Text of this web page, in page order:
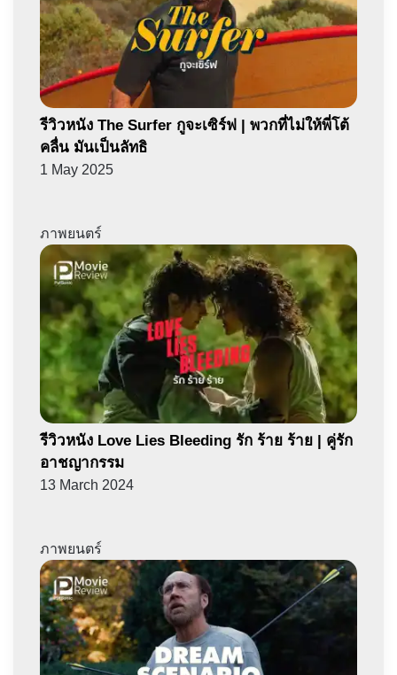
รีวิวหนัง The Surfer กูจะเซิร์ฟ | พวกที่ไม่ให้พี่โต้
คลื่น มันเป็นลัทธิ
1 May 2025
ภาพยนตร์
รีวิวหนัง Love Lies Bleeding รัก ร้าย ร้าย | คู่รัก
อาชญากรรม
13 March 2024
ภาพยนตร์